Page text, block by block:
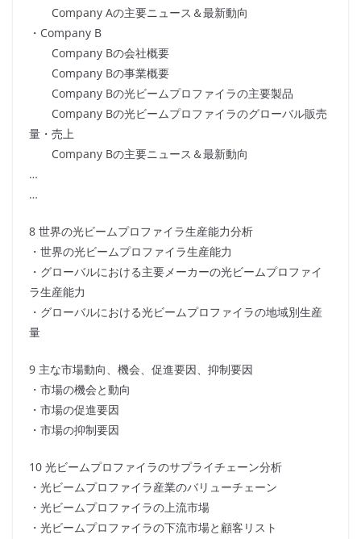
Company Aの主要ニュース＆最新動向
・Company B
Company Bの会社概要
Company Bの事業概要
Company Bの光ビームプロファイラの主要製品
Company Bの光ビームプロファイラのグローバル販売
量・売上
Company Bの主要ニュース＆最新動向
…
…
8 世界の光ビームプロファイラ生産能力分析
・世界の光ビームプロファイラ生産能力
・グローバルにおける主要メーカーの光ビームプロファイ
ラ生産能力
・グローバルにおける光ビームプロファイラの地域別生産
量
9 主な市場動向、機会、促進要因、抑制要因
・市場の機会と動向
・市場の促進要因
・市場の抑制要因
10 光ビームプロファイラのサプライチェーン分析
・光ビームプロファイラ産業のバリューチェーン
・光ビームプロファイラの上流市場
・光ビームプロファイラの下流市場と顧客リスト